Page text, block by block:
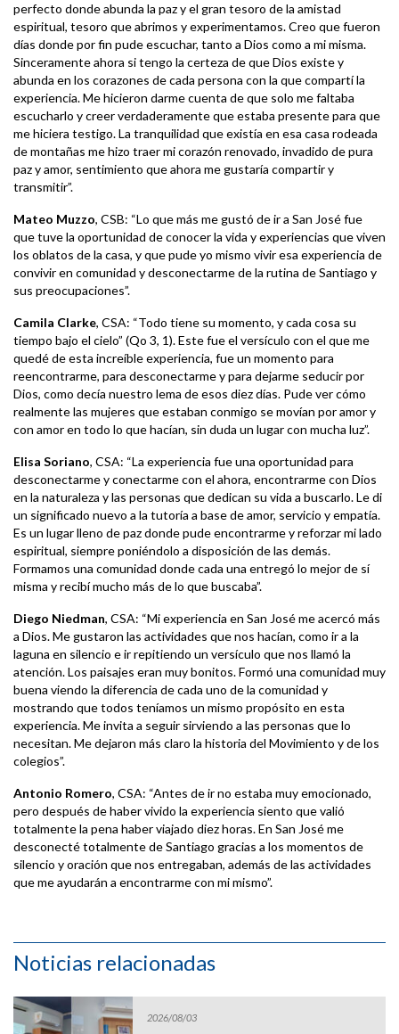
perfecto donde abunda la paz y el gran tesoro de la amistad
espiritual, tesoro que abrimos y experimentamos. Creo que fueron
días donde por fin pude escuchar, tanto a Dios como a mi misma.
Sinceramente ahora si tengo la certeza de que Dios existe y
abunda en los corazones de cada persona con la que compartí la
experiencia. Me hicieron darme cuenta de que solo me faltaba
escucharlo y creer verdaderamente que estaba presente para que
me hiciera testigo. La tranquilidad que existía en esa casa rodeada
de montañas me hizo traer mi corazón renovado, invadido de pura
paz y amor, sentimiento que ahora me gustaría compartir y
transmitir”.
Mateo Muzzo, CSB: “Lo que más me gustó de ir a San José fue
que tuve la oportunidad de conocer la vida y experiencias que viven
los oblatos de la casa, y que pude yo mismo vivir esa experiencia de
convivir en comunidad y desconectarme de la rutina de Santiago y
sus preocupaciones”.
Camila Clarke, CSA: “Todo tiene su momento, y cada cosa su
tiempo bajo el cielo” (Qo 3, 1). Este fue el versículo con el que me
quedé de esta increíble experiencia, fue un momento para
reencontrarme, para desconectarme y para dejarme seducir por
Dios, como decía nuestro lema de esos diez días. Pude ver cómo
realmente las mujeres que estaban conmigo se movían por amor y
con amor en todo lo que hacían, sin duda un lugar con mucha luz”.
Elisa Soriano, CSA: “La experiencia fue una oportunidad para
desconectarme y conectarme con el ahora, encontrarme con Dios
en la naturaleza y las personas que dedican su vida a buscarlo. Le di
un significado nuevo a la tutoría a base de amor, servicio y empatía.
Es un lugar lleno de paz donde pude encontrarme y reforzar mi lado
espiritual, siempre poniéndolo a disposición de las demás.
Formamos una comunidad donde cada una entregó lo mejor de sí
misma y recibí mucho más de lo que buscaba”.
Diego Niedman, CSA: “Mi experiencia en San José me acercó más
a Dios. Me gustaron las actividades que nos hacían, como ir a la
laguna en silencio e ir repitiendo un versículo que nos llamó la
atención. Los paisajes eran muy bonitos. Formó una comunidad muy
buena viendo la diferencia de cada uno de la comunidad y
mostrando que todos teníamos un mismo propósito en esta
experiencia. Me invita a seguir sirviendo a las personas que lo
necesitan. Me dejaron más claro la historia del Movimiento y de los
colegios”.
Antonio Romero, CSA: “Antes de ir no estaba muy emocionado,
pero después de haber vivido la experiencia siento que valió
totalmente la pena haber viajado diez horas. En San José me
desconecté totalmente de Santiago gracias a los momentos de
silencio y oración que nos entregaban, además de las actividades
que me ayudarán a encontrarme con mi mismo”.
Noticias relacionadas
2026/08/03